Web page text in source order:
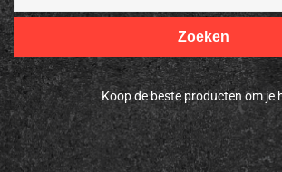
Zoeken
Koop de beste producten om je